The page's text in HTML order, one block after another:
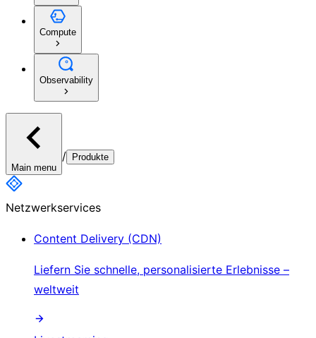
Compute
Observability
Main menu
/ Produkte
Netzwerkservices
Content Delivery (CDN)
Liefern Sie schnelle, personalisierte Erlebnisse –
weltweit